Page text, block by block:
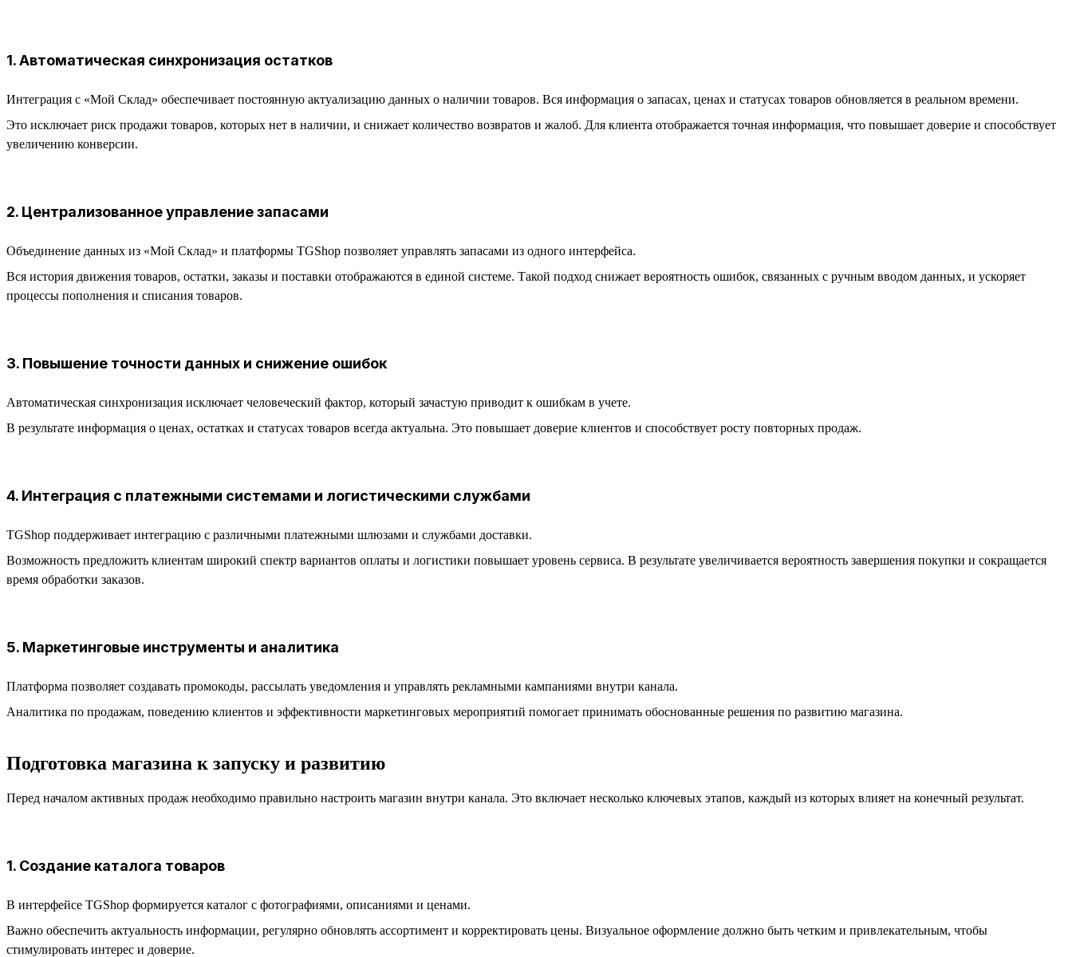
1. Автоматическая синхронизация остатков
Интеграция с «Мой Склад» обеспечивает постоянную актуализацию данных о наличии товаров. Вся информация о запасах, ценах и статусах товаров обновляется в реальном времени.
Это исключает риск продажи товаров, которых нет в наличии, и снижает количество возвратов и жалоб. Для клиента отображается точная информация, что повышает доверие и способствует
увеличению конверсии.
2. Централизованное управление запасами
Объединение данных из «Мой Склад» и платформы TGShop позволяет управлять запасами из одного интерфейса.
Вся история движения товаров, остатки, заказы и поставки отображаются в единой системе. Такой подход снижает вероятность ошибок, связанных с ручным вводом данных, и ускоряет
процессы пополнения и списания товаров.
3. Повышение точности данных и снижение ошибок
Автоматическая синхронизация исключает человеческий фактор, который зачастую приводит к ошибкам в учете.
В результате информация о ценах, остатках и статусах товаров всегда актуальна. Это повышает доверие клиентов и способствует росту повторных продаж.
4. Интеграция с платежными системами и логистическими службами
TGShop поддерживает интеграцию с различными платежными шлюзами и службами доставки.
Возможность предложить клиентам широкий спектр вариантов оплаты и логистики повышает уровень сервиса. В результате увеличивается вероятность завершения покупки и сокращается
время обработки заказов.
5. Маркетинговые инструменты и аналитика
Платформа позволяет создавать промокоды, рассылать уведомления и управлять рекламными кампаниями внутри канала.
Аналитика по продажам, поведению клиентов и эффективности маркетинговых мероприятий помогает принимать обоснованные решения по развитию магазина.
Подготовка магазина к запуску и развитию
Перед началом активных продаж необходимо правильно настроить магазин внутри канала. Это включает несколько ключевых этапов, каждый из которых влияет на конечный результат.
1. Создание каталога товаров
В интерфейсе TGShop формируется каталог с фотографиями, описаниями и ценами.
Важно обеспечить актуальность информации, регулярно обновлять ассортимент и корректировать цены. Визуальное оформление должно быть четким и привлекательным, чтобы
стимулировать интерес и доверие.